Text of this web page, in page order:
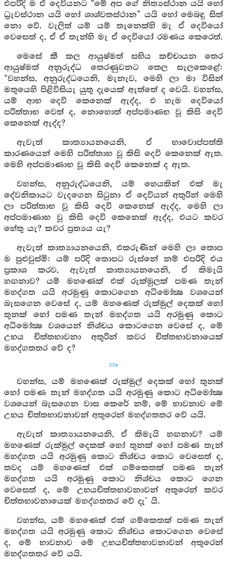
එපරිදි ම ඒ දෙවියනට “මේ අප ගේ නිත්‍යස්ථාන යයි හෝ
ධ්‍රැවස්ථාන යයි හෝ ශාශ්වතස්ථාන” යයි හෝ මෙබඳු සිත්
නො වේ. වැලිත් යම් යම් තැනෙක්හි මැ ඒ දෙවියෝ
වෙසෙත් ද, ඒ ඒ තැන්හි මැ ඒ දෙවියෝ රමණය කෙරෙත්.
මෙසේ කී කල ආයුෂ්මත් සභිය කච්චායන තෙර
ආයුෂ්මත් අනුරුද්ධ තෙරණුවනට තෙල සැලකෙළේ:
“වහන්ස, අනුරුද්ධයෙනි, මැනැව, මෙහි ලා මා විසින්
මතුයෙහි පිළිවිසියැ යුතු දැයෙක් ඇත්තේ ද වෙයි. වහන්ස,
යම් ආභ දෙවි කෙනෙක් ඇද්ද, එ හැම දෙවියෝ
පරිත්තාභ වෙත් ද, නොහොත් අප්පමාණභ වූ කිසි දෙවි
කෙනෙක් ඇද්ද?
ඇවැත් කාත්‍යායනයෙනි, ඒ භාවොප්පත්ති
කාරණයෙන් මෙහි පරිත්තාභ වූ කිසි දෙවි කෙනෙක් ඇත.
මෙහි අප්පමාණාභ වූ කිසි දෙවි කෙනෙක් ද ඇත.
වහන්ස, අනුරුද්ධයෙනි, යම් හෙයකින් එක් මැ
දේවනිකායට වැදගෙන සිටුනා ඒ දෙවියන් අතුරින් මෙහි
ලා පරිත්තාභ වූ කිසි දෙවි කෙනෙක් ඇද්ද, මෙහි ලා
අප්පමාණාභ වූ කිසි දෙවි කෙනෙක් ඇද්ද, එයට කවර
හේතු යැ? කවර ප්‍රත්‍යය යැ?
ඇවැත් කාත්‍යායනයෙනි, එකරුණින් මෙහි ලා තොප
ම පුළුවුස්මි: යම් පරිදි තොපට රුස්නේ නම් එපරිදි එය
ප්‍රකාශ කරව, ඇවැත් කාත්‍යායනයෙනි, ඒ කිමැයි
හඟනාව? යම් මහණෙක් එක් රුක්මුලක් පමණ තැන්
මහද්ගත යයි අරමුණු කොටගෙන අධිමෝක්‍ෂ වශයෙන්
බැසගෙන වෙසේ ද, යම් මහණෙක් රුක්මුල් දෙකක් හෝ
තුනක් හෝ පමණ තැන් මහද්ගත යයි අරමුණු කොට
අධිමෝක්‍ෂ වශයෙන් නිශ්චය කොටගෙන වෙසේ ද, මේ
උභය චිත්තභාවනා අතුරින් කවර චිත්තභාවනායෙක්
මහද්ගතතර වේ ද?
339
වහන්ස, යම් මහණෙක් රුක්මුල් දෙකක් හෝ තුනක්
හෝ පමණ තැන් මහද්ගත යයි අරමුණු කොට අධිමෝක්‍ෂ
වශයෙන් බැසගෙන වාස කෙරේ නම්, මේ භාවනාව මේ
උභය චිත්තභාවනාවන් අතුරෙන් මහද්ගතතර වේ යයි.
ඇවැත් කාත්‍යායනයෙනි, ඒ කිමැයි හඟනාව? යම්
මහණෙක් රුක්මුල් දෙකක් හෝ තුනක් හෝ පමණ තැන්
මහද්ගත යයි අරමුණු කොට නිශ්චය කොට වෙසෙත් ද,
තවද යම් මහණෙක් එක් ගම්කෙතක් පමණ තැන්
මහද්ගත යයි අරමුණු කොට නිශ්චය කොට ගෙන
වෙසෙත් ද, මේ උභයචිත්තභාවනාවන් අතුරෙන් කවර
චිත්තභාවනායෙක් මහද්ගතතර වේ දැ’ යි.
වහන්ස, යම් මහණෙක් එක් ගම්කෙතක් පමණ තැන්
මහද්ගත යයි අරමුණු කොට නිශ්චය කොටගෙන වෙසේ
ද, මේ භාවනාව මේ උභයචිත්තභාවනාවන් අතුරෙන්
මහද්ගතතර වේ යයි.